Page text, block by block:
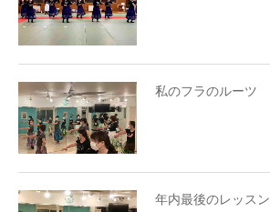
私のフラのルーツ
年内最後のレッスン